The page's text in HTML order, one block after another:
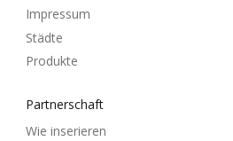
Impressum
Städte
Produkte
Partnerschaft
Wie inserieren